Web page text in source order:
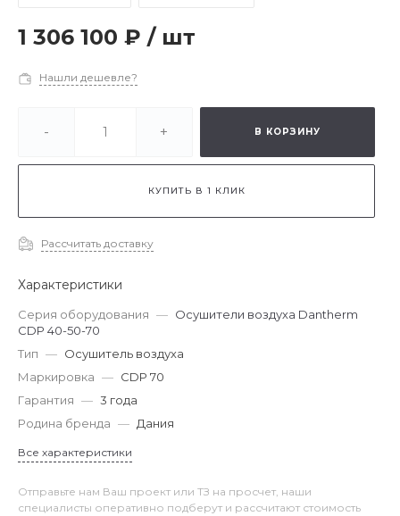
1 306 100 ₽ / шт
Нашли дешевле?
- + В КОРЗИНУ
КУПИТЬ В 1 КЛИК
Рассчитать доставку
Характеристики
Серия оборудования — Осушители воздуха Dantherm
CDP 40-50-70
Тип — Осушитель воздуха
Маркировка — CDP 70
Гарантия — 3 года
Родина бренда — Дания
Все характеристики
Отправьте нам Ваш проект или ТЗ на просчет, наши
специалисты оперативно подберут и рассчитают стоимость